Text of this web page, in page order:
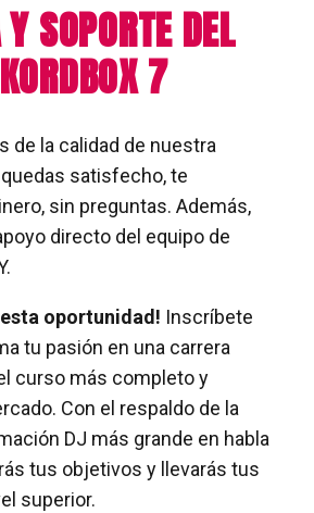
SOPORTE DEL
7
de la calidad de nuestra
satisfecho, te
sin preguntas. Además,
directo del equipo de
oportunidad! Inscríbete
tu pasión en una carrera
curso más completo y
Con el respaldo de la
DJ más grande en habla
tus objetivos y llevarás tus
superior.